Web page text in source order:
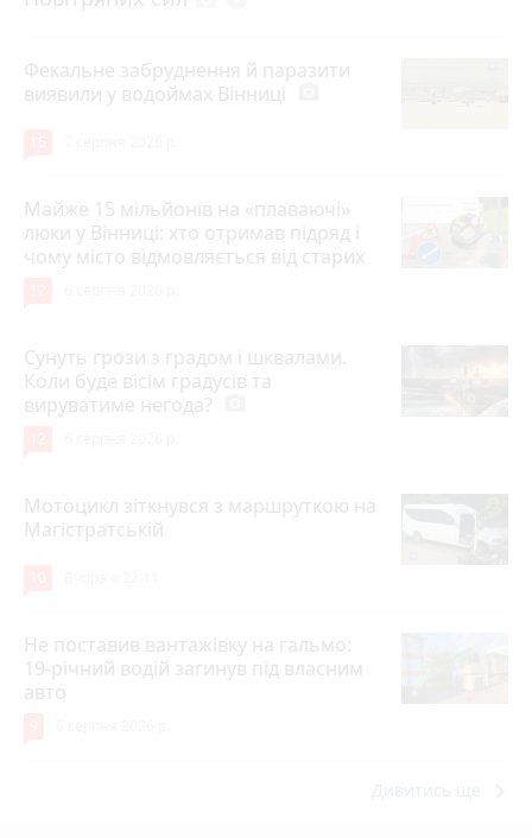
Фекальне забруднення й паразити
виявили у водоймах Вінниці
Майже 15 мільйонів на «плаваючі»
люки у Вінниці: хто отримав підряд і
чому місто відмовляється від старих
Сунуть грози з градом і шквалами.
Коли буде вісім градусів та
вируватиме негода?
Мотоцикл зіткнувся з маршруткою на
Магістратській
Не поставив вантажівку на гальмо:
19-річний водій загинув під власним
авто